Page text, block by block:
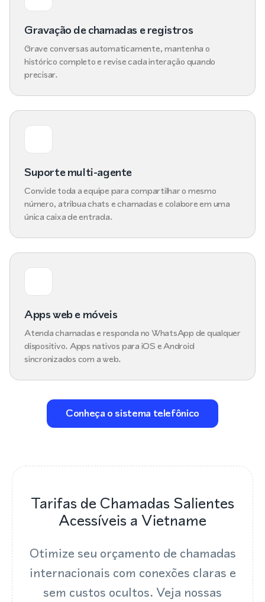
Gravação de chamadas e registros
Grave conversas automaticamente, mantenha o
histórico completo e revise cada interação quando
precisar.
Suporte multi-agente
Convide toda a equipe para compartilhar o mesmo
número, atribua chats e chamadas e colabore em uma
única caixa de entrada.
Apps web e móveis
Atenda chamadas e responda no WhatsApp de qualquer
dispositivo. Apps nativos para iOS e Android
sincronizados com a web.
Conheça o sistema telefônico
Tarifas de Chamadas Salientes
Acessíveis a Vietname
Otimize seu orçamento de chamadas
internacionais com conexões claras e
sem custos ocultos. Veja nossas